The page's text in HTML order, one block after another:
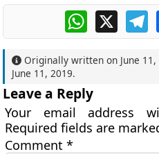
WhatsApp
X
Originally written on June
June 11, 2019.
Leave a Reply
Your email address
Required fields are
Comment*